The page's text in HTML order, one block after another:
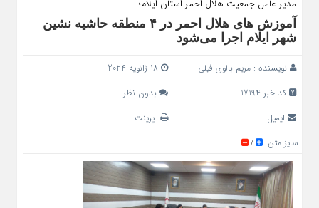
مدیر عامل جمعیت هلال احمر استان ایلام؛
آموزش های هلال احمر در ۴ منطقه حاشیه نشین
شهر ایلام اجرا می‌شود
نویسنده : مریم بالوی فیلی
کد خبر 17194
بدون نظر
ایمیل
پرینت
سایز متن
/